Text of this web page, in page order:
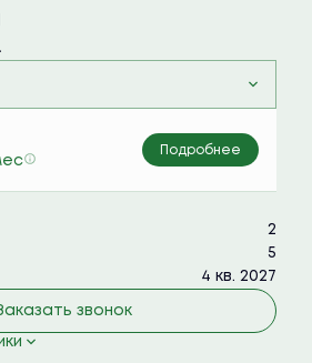
Подробнее
2
5
4 кв. 2027
звонок